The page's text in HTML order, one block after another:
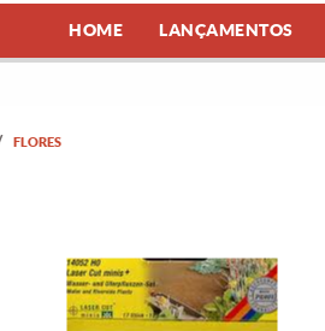
HOME LANÇAMENTOS
FLORES